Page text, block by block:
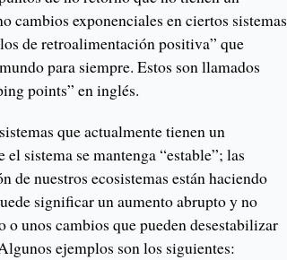
cambios exponenciales en ciertos sistemas
de retroalimentación positiva” que
para siempre. Estos son llamados
points” en inglés.
que actualmente tienen un
sistema se mantenga “estable”; las
de nuestros ecosistemas están haciendo
significar un aumento abrupto y no
unos cambios que pueden desestabilizar
ejemplos son los siguientes: